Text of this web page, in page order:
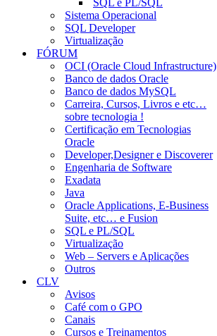
SQL e PL/SQL
Sistema Operacional
SQL Developer
Virtualização
FÓRUM
OCI (Oracle Cloud Infrastructure)
Banco de dados Oracle
Banco de dados MySQL
Carreira, Cursos, Livros e etc…
sobre tecnologia !
Certificação em Tecnologias
Oracle
Developer,Designer e Discoverer
Engenharia de Software
Exadata
Java
Oracle Applications, E-Business
Suite, etc… e Fusion
SQL e PL/SQL
Virtualização
Web – Servers e Aplicações
Outros
CLV
Avisos
Café com o GPO
Canais
Cursos e Treinamentos